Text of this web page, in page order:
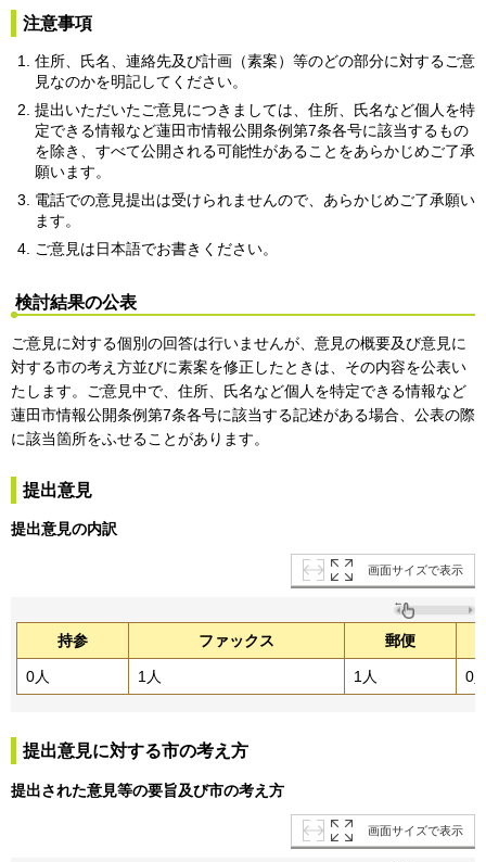
注意事項
住所、氏名、連絡先及び計画（素案）等のどの部分に対するご意
見なのかを明記してください。
提出いただいたご意見につきましては、住所、氏名など個人を特
定できる情報など蓮田市情報公開条例第7条各号に該当するもの
を除き、すべて公開される可能性があることをあらかじめご了承
願います。
電話での意見提出は受けられませんので、あらかじめご了承願い
ます。
ご意見は日本語でお書きください。
検討結果の公表
ご意見に対する個別の回答は行いませんが、意見の概要及び意見に
対する市の考え方並びに素案を修正したときは、その内容を公表い
たします。ご意見中で、住所、氏名など個人を特定できる情報など
蓮田市情報公開条例第7条各号に該当する記述がある場合、公表の際
に該当箇所をふせることがあります。
提出意見
提出意見の内訳
画面サイズで表示
持参 ファックス 郵便
0人 1人 1人 0
提出意見に対する市の考え方
提出された意見等の要旨及び市の考え方
画面サイズで表示